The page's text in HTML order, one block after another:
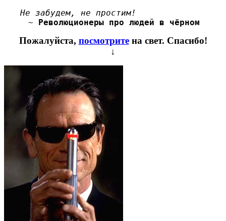
Не забудем, не простим!
~ Революционеры про людей в чёрном
Пожалуйста, посмотритена свет. Спасибо!
↓